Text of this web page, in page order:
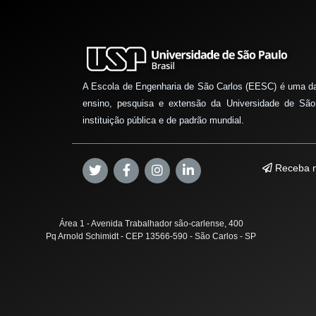
A Escola de Engenharia de São Carlos (EESC) é uma
ensino, pesquisa e extensão da Universidade de
instituição pública e de padrão mundial.
Receba
Área 1 - Avenida Trabalhador são-carlense, 400
Pq Arnold Schimidt - CEP 13566-590 - São Carlos - SP